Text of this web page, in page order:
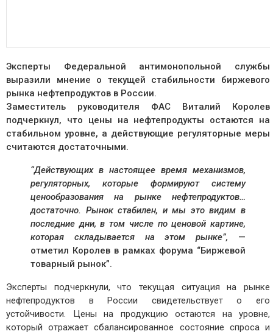
Эксперты Федеральной антимонопольной службы
выразили мнение о текущей стабильности биржевого
рынка нефтепродуктов в России.
Заместитель руководителя ФАС
Виталий Королев
подчеркнул, что цены на нефтепродукты остаются на
стабильном уровне, а действующие регуляторные меры
считаются достаточными.
“Действующих в настоящее время механизмов,
регуляторных, которые формируют систему
ценообразования на рынке нефтепродуктов…
достаточно. Рынок стабилен, и мы это видим в
последние дни, в том числе по ценовой картине,
которая складывается на этом рынке”, —
отметил Королев в рамках форума “Биржевой
товарный рынок”.
Эксперты подчеркнули, что текущая ситуация на рынке
нефтепродуктов в России свидетельствует о его
устойчивости. Цены на продукцию остаются на уровне,
который отражает сбалансированное состояние спроса и